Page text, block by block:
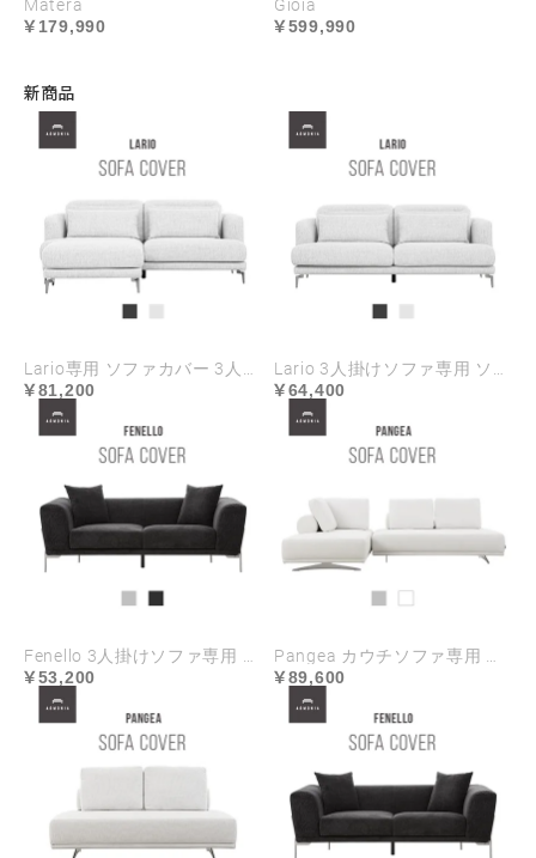
179,990 599,990
新商品
Lario専用 ソファカバー 3人掛け+オットマンセット ハイランク生地
81,200
Lario 3人掛けソファ専用 ソファカバー ハイランク生地
64,400
Fenello 3人掛けソファ専用 ソファカバー ハイランク生地
53,200
Pangea カウチソファ専用 ソファカバー ハイランク生地
89,600